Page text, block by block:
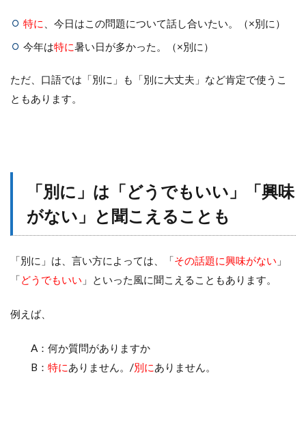
特に 、今日はこの問題について話し合いたい。（×別に）
今年は特に暑い日が多かった。（×別に）
ただ、口語では「別に」も「別に大丈夫」など肯定で使うこ
ともあります。
「別に」は「どうでもいい」「興味
がない」と聞こえることも
「別に」は、言い方によっては、「その話題に興味がない 」
「どうでもいい 」といった風に聞こえることもあります。
例えば、
A：何か質問がありますか
B： 特にありません。/別にありません。